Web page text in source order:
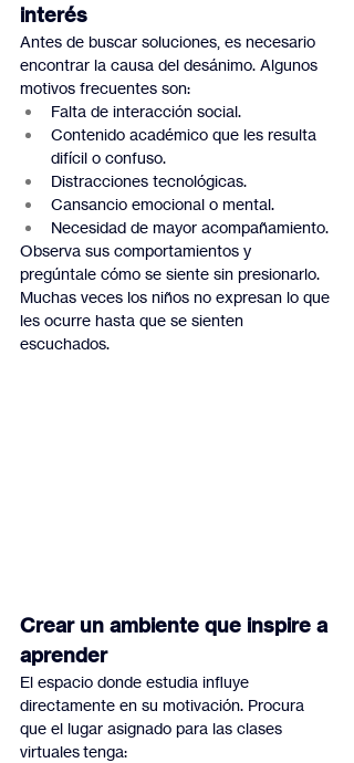
interés
Antes de buscar soluciones, es necesario
encontrar la causa del desánimo. Algunos
motivos frecuentes son:
Falta de interacción social.
Contenido académico que les resulta
difícil o confuso.
Distracciones tecnológicas.
Cansancio emocional o mental.
Necesidad de mayor acompañamiento.
Observa sus comportamientos y
pregúntale cómo se siente sin presionarlo.
Muchas veces los niños no expresan lo que
les ocurre hasta que se sienten
escuchados.
Crear un ambiente que inspire a
aprender
El espacio donde estudia influye
directamente en su motivación. Procura
que el lugar asignado para las clases
virtuales tenga: